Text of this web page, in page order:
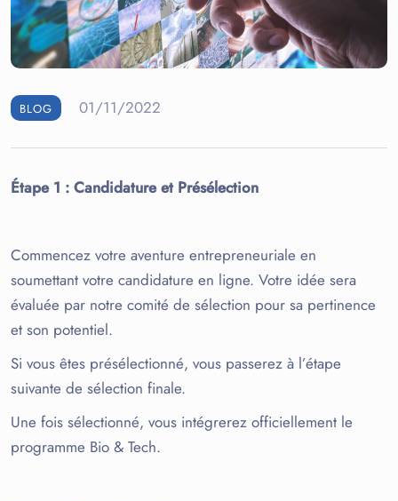
BLOG 01/11/2022
Étape 1 : Candidature et Présélection
Commencez votre aventure entrepreneuriale en
soumettant votre candidature en ligne. Votre idée sera
évaluée par notre comité de sélection pour sa pertinence
et son potentiel.
Si vous êtes présélectionné, vous passerez à l’étape
suivante de sélection finale.
Une fois sélectionné, vous intégrerez officiellement le
programme Bio & Tech.